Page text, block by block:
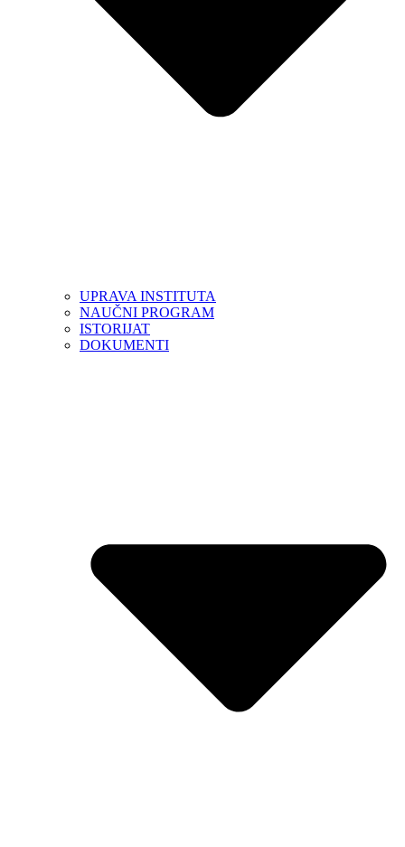
UPRAVA INSTITUTA
NAUČNI PROGRAM
ISTORIJAT
DOKUMENTI